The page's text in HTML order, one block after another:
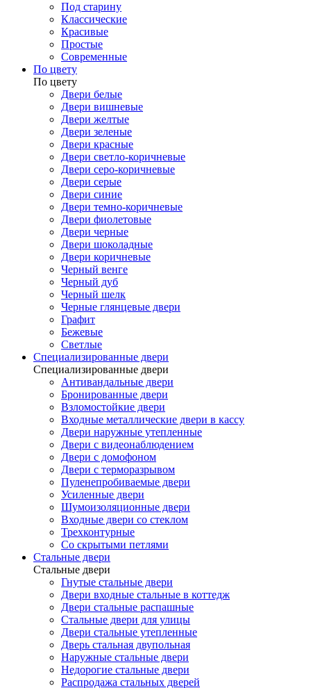
Под старину
Классические
Красивые
Простые
Современные
По цвету
По цвету
Двери белые
Двери вишневые
Двери желтые
Двери зеленые
Двери красные
Двери светло-коричневые
Двери серо-коричневые
Двери серые
Двери синие
Двери темно-коричневые
Двери фиолетовые
Двери черные
Двери шоколадные
Двери коричневые
Черный венге
Черный дуб
Черный шелк
Черные глянцевые двери
Графит
Бежевые
Светлые
Специализированные двери
Специализированные двери
Антивандальные двери
Бронированные двери
Взломостойкие двери
Входные металлические двери в кассу
Двери наружные утепленные
Двери с видеонаблюдением
Двери с домофоном
Двери с терморазрывом
Пуленепробиваемые двери
Усиленные двери
Шумоизоляционные двери
Входные двери со стеклом
Трехконтурные
Со скрытыми петлями
Стальные двери
Стальные двери
Гнутые стальные двери
Двери входные стальные в коттедж
Двери стальные распашные
Стальные двери для улицы
Двери стальные утепленные
Дверь стальная двупольная
Наружные стальные двери
Недорогие стальные двери
Распродажа стальных дверей